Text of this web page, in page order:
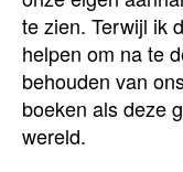
te zien. Terwijl ik
helpen om na te
behouden van
boeken als deze
wereld.